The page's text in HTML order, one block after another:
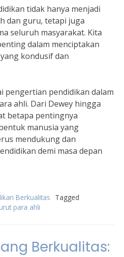
tidak hanya menjadi
dan guru, tetapi juga
seluruh masyarakat. Kita
dalam menciptakan
kondusif dan
pengertian pendidikan dalam
ahli. Dari Dewey hingga
betapa pentingnya
manusia yang
mendukung dan
demi masa depan
Berkualitas
Tagged
para ahli
Berkualitas: